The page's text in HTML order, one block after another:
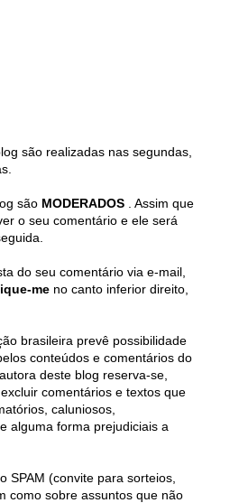
são realizadas nas segundas,
são MODERADOS
. Assim que
o seu comentário e ele será
do seu comentário via e-mail,
me no canto inferior direito,
brasileira prevê possibilidade
conteúdos e comentários do
deste blog reserva-se,
comentários e textos que
caluniosos,
alguma forma prejudiciais a
SPAM (convite para sorteios,
como sobre assuntos que não